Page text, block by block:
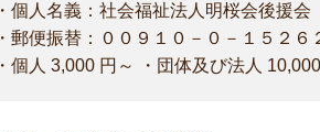
・個人名義：社会福祉法人明桜会後援
・郵便振替：００９１０－０－１５２６
・個人 3,000 円～ ・団体及び法人